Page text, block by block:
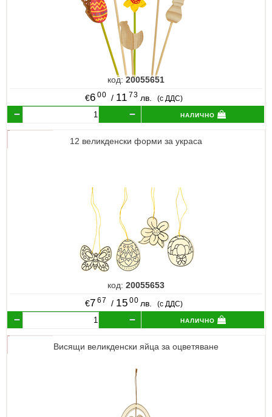
код:20055651
€6 00 / 11 73 лв. (с ДДС)
налично
12 великденски форми за украса
код: 20055653
€7 67 / 15 00 лв. (с ДДС)
налично
Висящи великденски яйца за оцветяване